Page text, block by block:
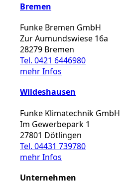
Bremen
Funke Bremen GmbH
Zur Aumundswiese 16a
28279 Bremen
Tel. 0421 6446980
mehr Infos
Wildeshausen
Funke Klimatechnik GmbH
Im Gewerbepark 1
27801 Dötlingen
Tel. 04431 739780
mehr Infos
Unternehmen